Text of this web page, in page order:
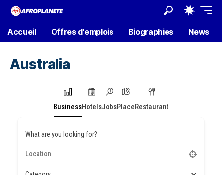
Accueil Offres d’emplois Biographies News
Australia
BusinessHotelsJobsPlaceRestaurant
What are you looking for?